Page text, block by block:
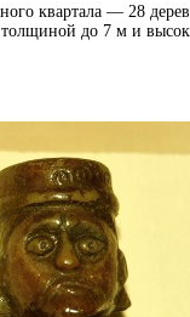
квартала — 28
до 7 м и